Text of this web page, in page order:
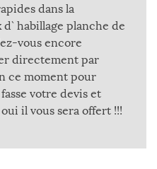
dans la
habillage planche de
vous encore
directement par
ce moment pour
votre devis et
il vous sera offert !!!